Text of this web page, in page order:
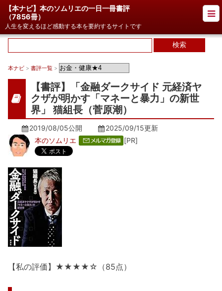
【本ナビ】本のソムリエの一日一冊書評
（7856冊）
人生を変えるほど感動する本を要約するサイトです
本ナビ > 書評一覧 >
【書評】「金融ダークサイド 元経済ヤ
クザが明かす「マネーと暴力」の新世
界」 猫組長（菅原潮）
2019/08/05公開 2025/09/15更新
本のソムリエ
[PR]
【私の評価】★★★★☆（85点）